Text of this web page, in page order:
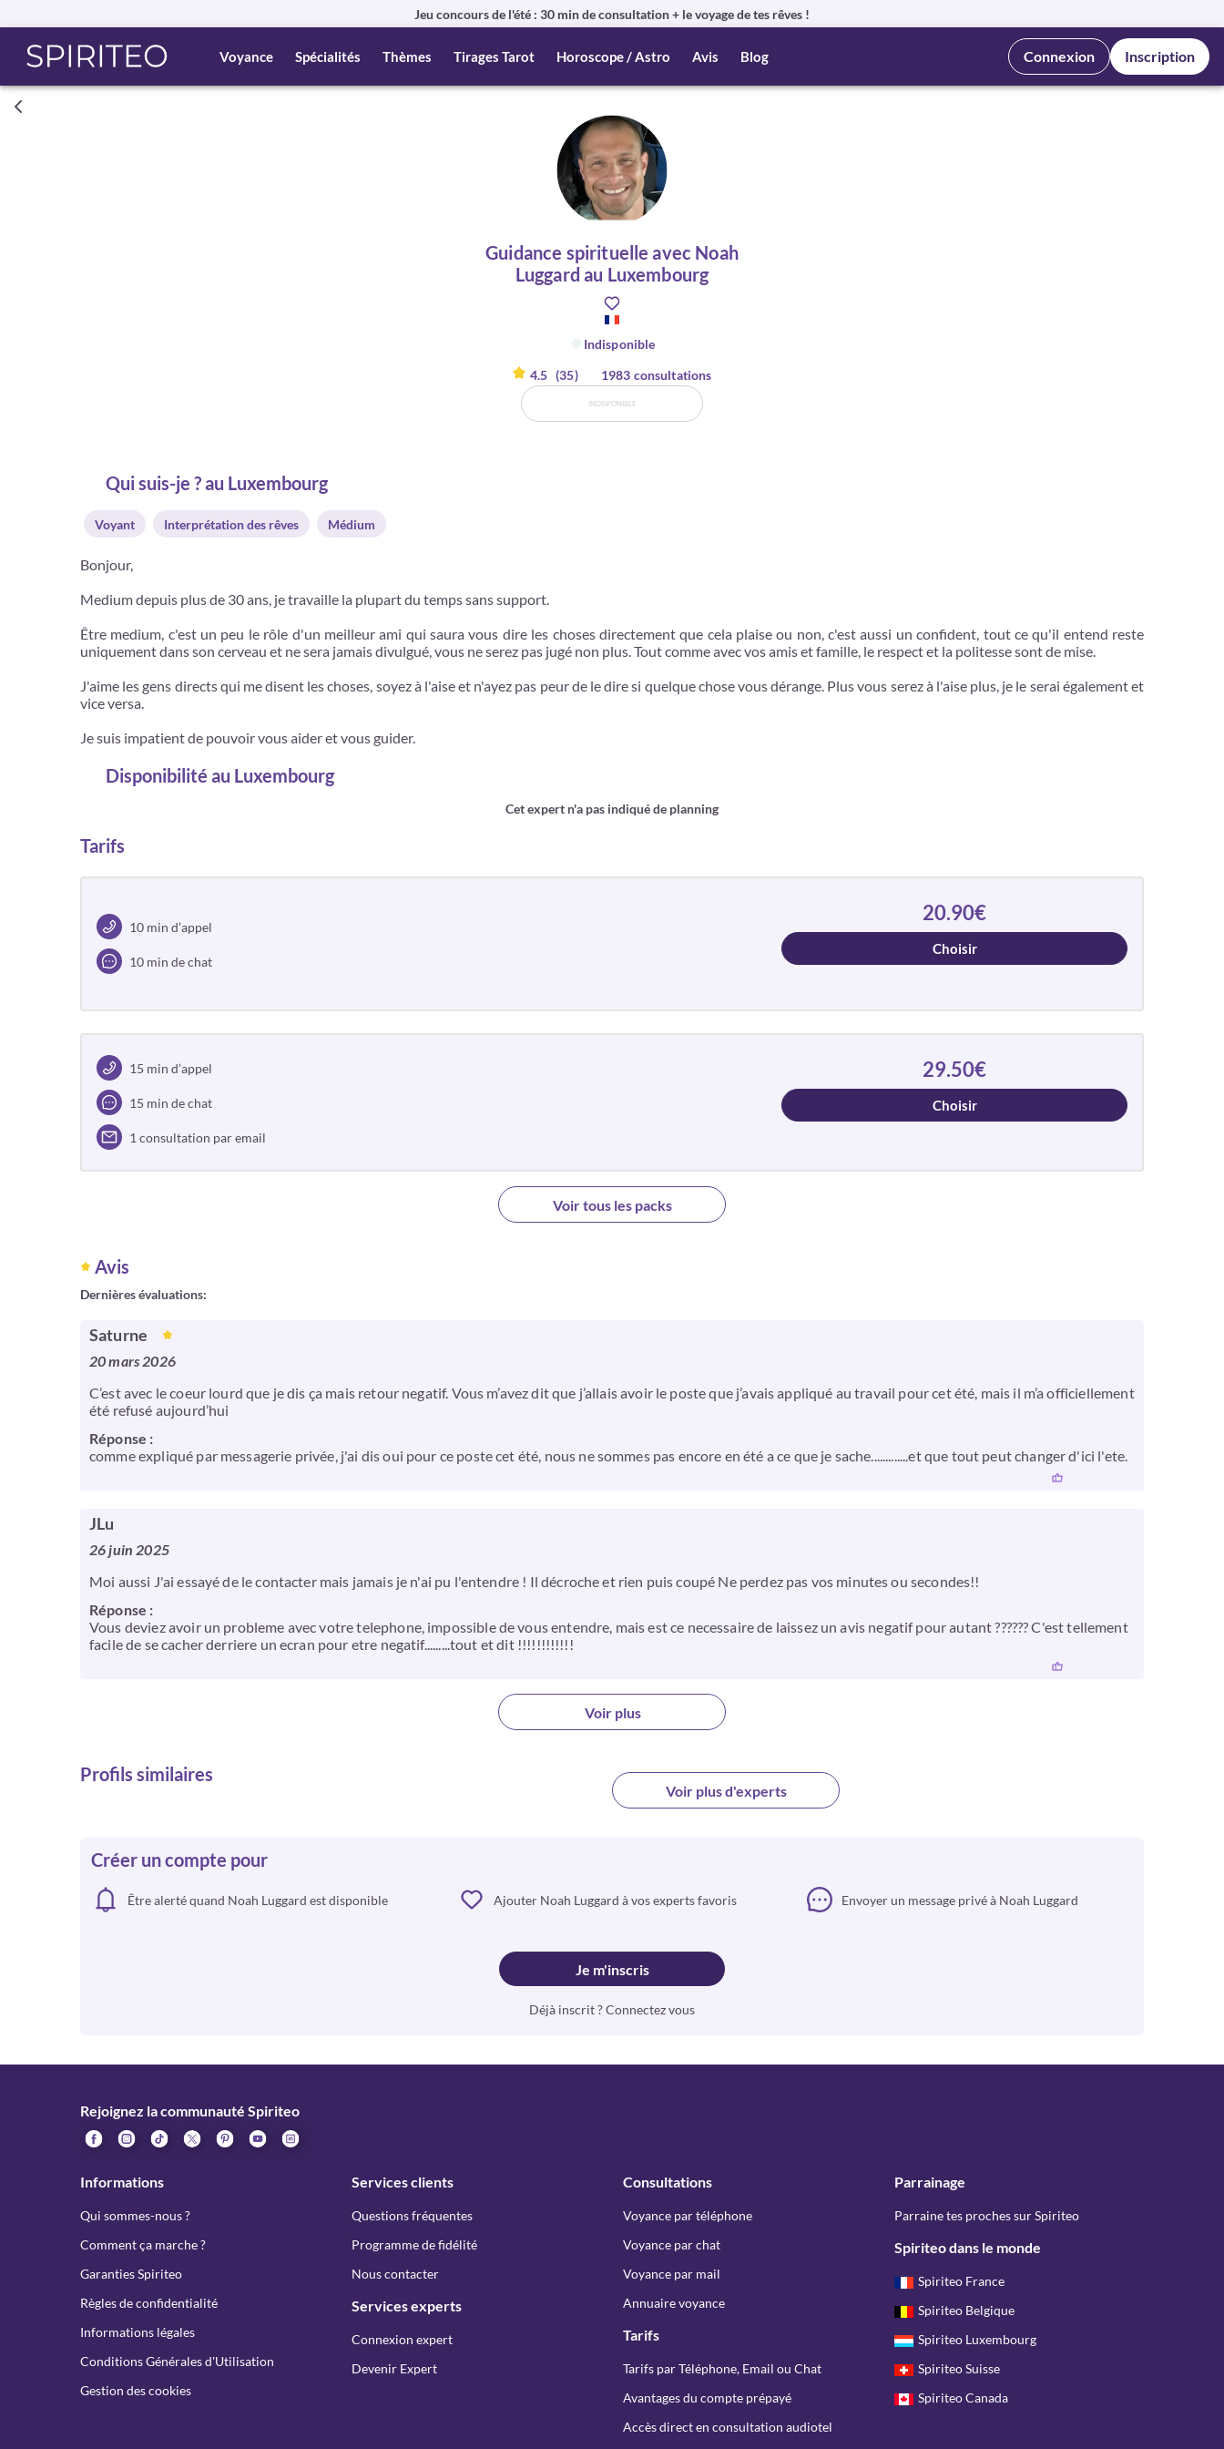
Jeu concours de l'été : 30 min de consultation + le voyage de tes rêves !
Voyance Spécialités Thèmes Tirages Tarot Horoscope / Astro Avis Blog Connexion Inscription
Guidance spirituelle avec Noah
Luggard au Luxembourg
Indisponible
4.5 (35) 1983 consultations
INDISPONIBLE
Qui suis-je ? au Luxembourg
Voyant Interprétation des rêves Médium
Bonjour,
Medium depuis plus de 30 ans, je travaille la plupart du temps sans support.
Être medium, c'est un peu le rôle d'un meilleur ami qui saura vous dire les choses directement que cela plaise ou non, c'est aussi un confident, tout ce qu'il entend reste
uniquement dans son cerveau et ne sera jamais divulgué, vous ne serez pas jugé non plus. Tout comme avec vos amis et famille, le respect et la politesse sont de mise.
J'aime les gens directs qui me disent les choses, soyez à l'aise et n'ayez pas peur de le dire si quelque chose vous dérange. Plus vous serez à l'aise plus, je le serai également et
vice versa.
Je suis impatient de pouvoir vous aider et vous guider.
Disponibilité au Luxembourg
Cet expert n'a pas indiqué de planning
Tarifs
10 min d’appel
10 min de chat
20.90€
Choisir
15 min d’appel
15 min de chat
1 consultation par email
29.50€
Choisir
Voir tous les packs
Avis
Dernières évaluations:
Saturne
20 mars 2026
C’est avec le coeur lourd que je dis ça mais retour negatif. Vous m’avez dit que j’allais avoir le poste que j’avais appliqué au travail pour cet été, mais il m’a officiellement
été refusé aujourd’hui
Réponse :
comme expliqué par messagerie privée, j'ai dis oui pour ce poste cet été, nous ne sommes pas encore en été a ce que je sache.............et que tout peut changer d'ici l'ete.
JLu
26 juin 2025
Moi aussi J'ai essayé de le contacter mais jamais je n'ai pu l'entendre ! Il décroche et rien puis coupé Ne perdez pas vos minutes ou secondes!!
Réponse :
Vous deviez avoir un probleme avec votre telephone, impossible de vous entendre, mais est ce necessaire de laissez un avis negatif pour autant ?????? C'est tellement
facile de se cacher derriere un ecran pour etre negatif.........tout et dit !!!!!!!!!!!!
Voir plus
Profils similaires
Voir plus d'experts
Créer un compte pour
Être alerté quand Noah Luggard est disponible Ajouter Noah Luggard à vos experts favoris Envoyer un message privé à Noah Luggard
Je m'inscris
Déjà inscrit ? Connectez vous
Rejoignez la communauté Spiriteo
Informations
Qui sommes-nous ?
Comment ça marche ?
Garanties Spiriteo
Règles de confidentialité
Informations légales
Conditions Générales d'Utilisation
Gestion des cookies
Services clients
Questions fréquentes
Programme de fidélité
Nous contacter
Services experts
Connexion expert
Devenir Expert
Consultations
Voyance par téléphone
Voyance par chat
Voyance par mail
Annuaire voyance
Tarifs
Tarifs par Téléphone, Email ou Chat
Avantages du compte prépayé
Accès direct en consultation audiotel
Parrainage
Parraine tes proches sur Spiriteo
Spiriteo dans le monde
Spiriteo France
Spiriteo Belgique
Spiriteo Luxembourg
Spiriteo Suisse
Spiriteo Canada